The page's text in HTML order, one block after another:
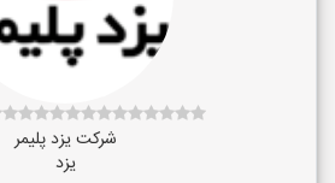
شرکت یزد پلیمر
یزد